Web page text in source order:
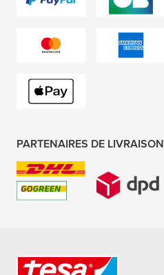
PARTENAIRES DE LIVRAISON